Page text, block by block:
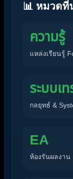
📊 หมวดที่
ความรู้
แหล่งเรียนรู้
ระบบเ
กลยุทธ์ &
EA
ห้องรันผลงาน